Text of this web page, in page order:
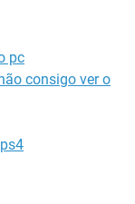
pc
consigo ver o